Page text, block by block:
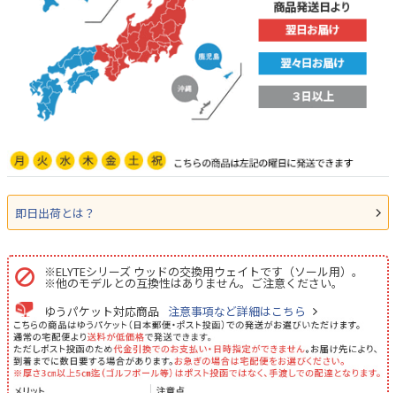
即日出荷とは？
※ELYTEシリーズ ウッドの交換用ウェイトです（ソール用）。
※他のモデルとの互換性はありません。ご注意ください。
ゆうパケット対応商品 注意事項など詳細はこちら